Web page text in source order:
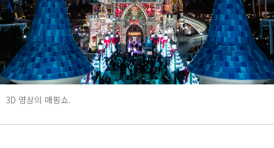
3D 영상의 매핑쇼.